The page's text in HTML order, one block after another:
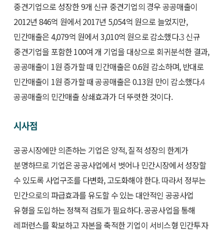
중견기업으로 성장한 9개 신규 중견기업의 경우 공공매출이
2012년 846억 원에서 2017년 5,054억 원으로 늘었지만,
민간매출은 4,079억 원에서 3,010억 원으로 감소했다.3신규
중견기업을 포함한 100여 개 기업을 대상으로 회귀분석한 결과,
공공매출이 1원 증가할 때 민간매출은 0.6원 감소하며, 반대로
민간매출이 1원 증가할 때 공공매출은 0.13원 만이 감소했다.4
공공매출의 민간매출 상쇄효과가 더 뚜렷한 것이다.
시사점
공공시장에만 의존하는 기업은 양적, 질적 성장의 한계가
분명하므로 기업은 공공사업에서 벗어나 민간시장에서 성장할
수 있도록 사업구조를 다변화, 고도화해야 한다. 따라서 정부는
민간으로의 파급효과를 유도할 수 있는 대안적인 공공사업
유형을 도입하는 정책적 검토가 필요하다. 공공사업을 통해
레퍼런스를 확보하고 자본을 축적한 기업이 서비스형 민간투자